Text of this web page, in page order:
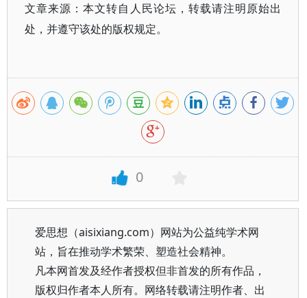
文章来源：本文转自人民论坛，转载请注明原始出
处，并遵守该处的版权规定。
0
爱思想（aisixiang.com）网站为公益纯学术网
站，旨在推动学术繁荣、塑造社会精神。
凡本网首发及经作者授权但非首发的所有作品，
版权归作者本人所有。网络转载请注明作者、出